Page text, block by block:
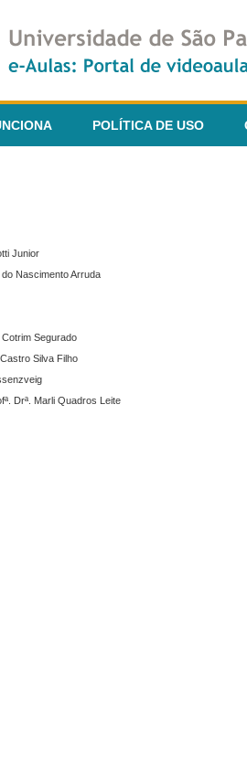
POLÍTICA DE USO
Junior
Nascimento Arruda
Segurado
Silva Filho
Drª. Marli Quadros Leite